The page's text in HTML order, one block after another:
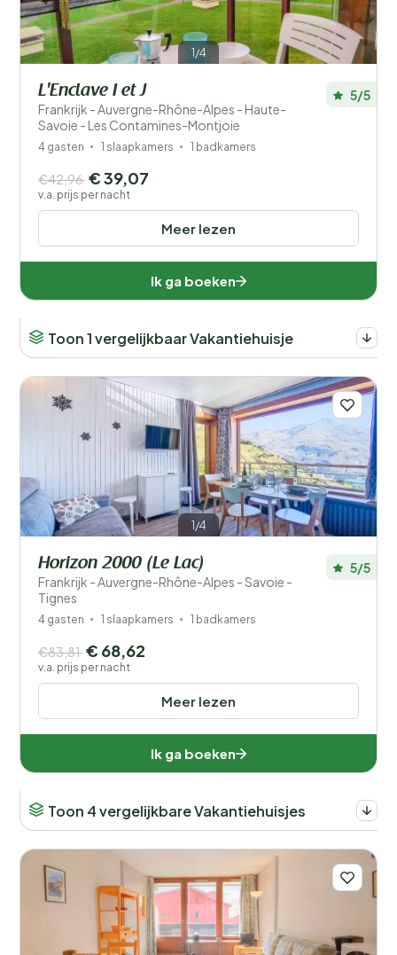
1/4
L'Enclave I et J
Frankrijk - Auvergne-Rhône-Alpes - Haute-
Savoie - Les Contamines-Montjoie
5/5
4 gasten 1 slaapkamers 1 badkamers
Meer lezen
€42,96 € 39,07
v.a. prijs per nacht
Ik ga boeken
Toon 1 vergelijkbaar Vakantiehuisje
1/4
Horizon 2000 (Le Lac)
Frankrijk - Auvergne-Rhône-Alpes - Savoie -
Tignes
5/5
4 gasten 1 slaapkamers 1 badkamers
Meer lezen
€83,81 € 68,62
v.a. prijs per nacht
Ik ga boeken
Toon 4 vergelijkbare Vakantiehuisjes